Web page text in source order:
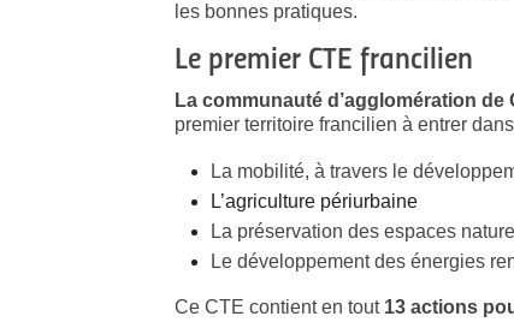
les bonnes pratiques.
Le premier CTE francilien
La communauté d’agglomération de
premier territoire francilien à entrer
La mobilité, à travers le
L’agriculture périurbaine
La préservation des espaces
Le développement des énergies
Ce CTE contient en tout 13 actions